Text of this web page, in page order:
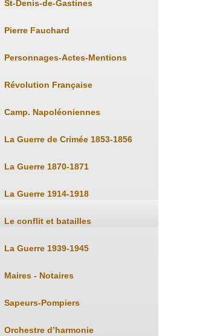
St-Denis-de-Gastines
Pierre Fauchard
Personnages-Actes-Mentions
Révolution Française
Camp. Napoléoniennes
La Guerre de Crimée 1853-1856
La Guerre 1870-1871
La Guerre 1914-1918
Le conflit et batailles
La Guerre 1939-1945
Maires - Notaires
Sapeurs-Pompiers
Orchestre d’harmonie